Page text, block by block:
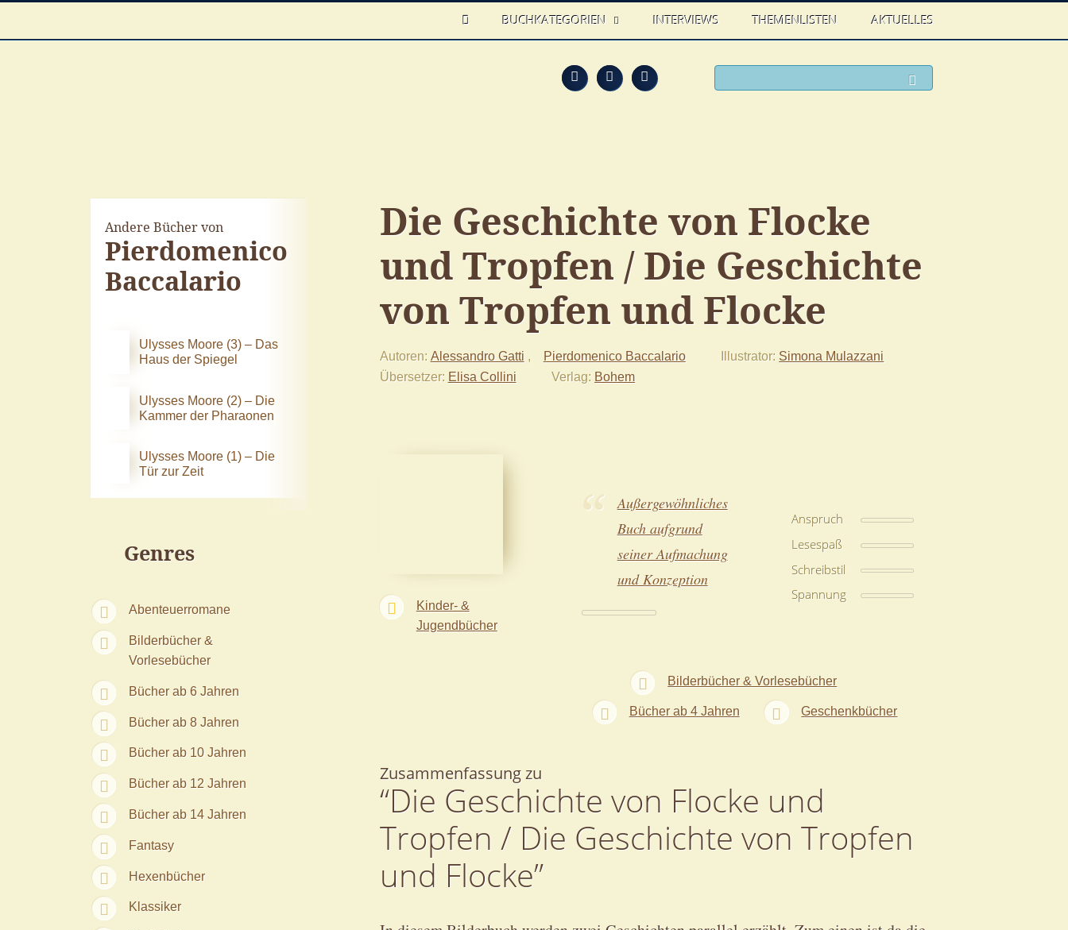
HOME
BUCHKATEGORIEN INTERVIEWS THEMENLISTEN AKTUELLES
Feed FacebookTwitter
Andere Bücher von
Pierdomenico
Baccalario
Ulysses Moore (3) – Das
Haus der Spiegel
Ulysses Moore (2) – Die
Kammer der Pharaonen
Ulysses Moore (1) – Die
Tür zur Zeit
Genres
Abenteuerromane
Bilderbücher &
Vorlesebücher
Bücher ab 6 Jahren
Bücher ab 8 Jahren
Bücher ab 10 Jahren
Bücher ab 12 Jahren
Bücher ab 14 Jahren
Fantasy
Hexenbücher
Klassiker
Die Geschichte von Flocke
und Tropfen / Die Geschichte
von Tropfen und Flocke
Autoren Alessandro Gatti Pierdomenico Baccalario Illustrator Simona Mulazzani
Übersetzer Elisa Collini Verlag Bohem
Kinder- &
Jugendbücher
Außergewöhnliches
Buch aufgrund
seiner Aufmachung
und Konzeption
Anspruch
Lesespaß
Schreibstil
Spannung
Bilderbücher & Vorlesebücher
Bücher ab 4 Jahren Geschenkbücher
Zusammenfassung zu
“Die Geschichte von Flocke und
Tropfen / Die Geschichte von Tropfen
und Flocke”